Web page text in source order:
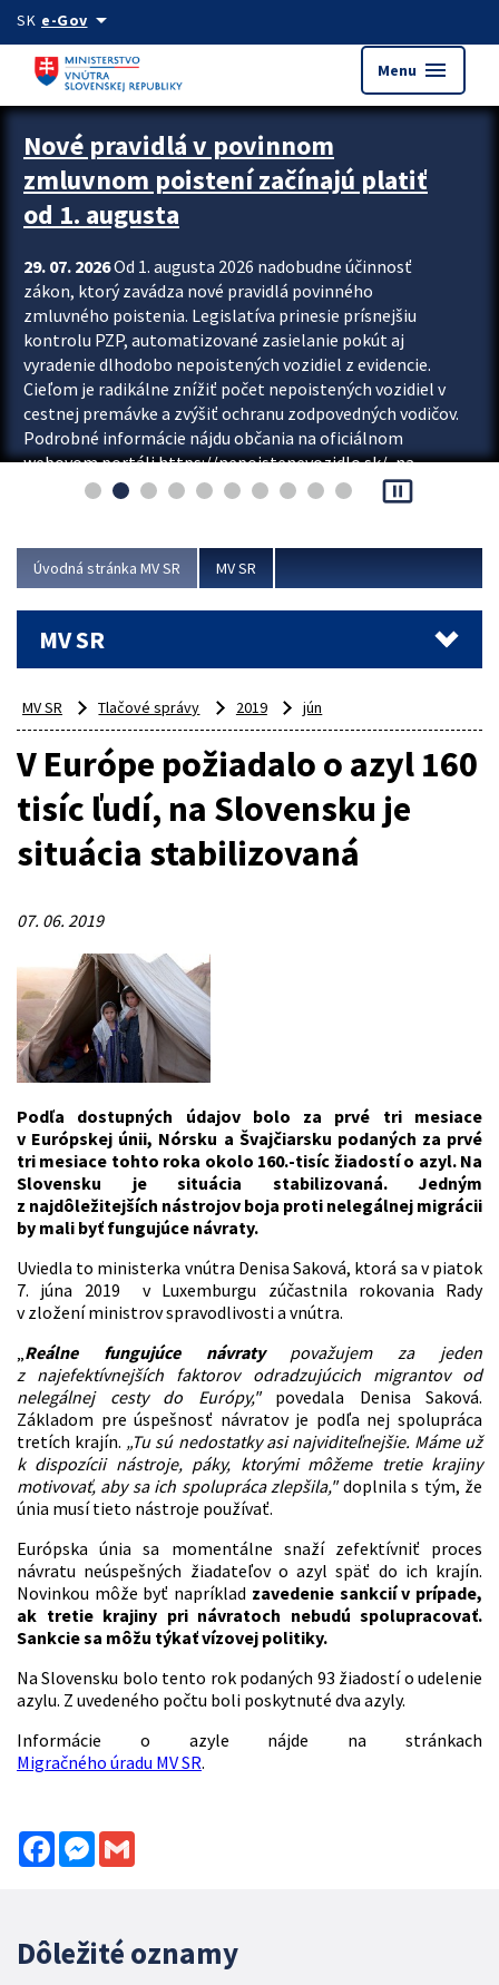
Preskocit na hlavný obsah
SK e-Govarrow_drop_down
Menu menu
Zastavit automatický posun upútavok
Nové pravidlá v povinnom
zmluvnom poistení začínajú platiť
od 1. augusta
29. 07. 2026Od 1. augusta 2026 nadobudne účinnosť
zákon, ktorý zavádza nové pravidlá povinného
zmluvného poistenia. Legislatíva prinesie prísnejšiu
kontrolu PZP, automatizované zasielanie pokút aj
vyradenie dlhodobo nepoistených vozidiel z evidencie.
Cieľom je radikálne znížiť počet nepoistených vozidiel v
cestnej premávke a zvýšiť ochranu zodpovedných vodičov.
Podrobné informácie nájdu občania na oficiálnom
webovom portáli https://nepoistenevozidlo.sk/, na
ktorom od augusta pribudne aj možnosť overiť si...
pause_presentation
Úvodná stránka MV SR MV SR
MV SR
MV SR Tlačové správy 2019 jún
V Európe požiadalo o azyl 160
tisíc ľudí, na Slovensku je
situácia stabilizovaná
07. 06. 2019
Podľa dostupných údajov bolo za prvé tri mesiace
v Európskej únii, Nórsku a Švajčiarsku podaných za prvé
tri mesiace tohto roka okolo 160.-tisíc žiadostí o azyl. Na
Slovensku je situácia stabilizovaná. Jedným
z najdôležitejších nástrojov boja proti nelegálnej migrácii
by mali byť fungujúce návraty.
Uviedla to ministerka vnútra Denisa Saková, ktorá sa v piatok
7. júna 2019 v Luxemburgu zúčastnila rokovania Rady
v zložení ministrov spravodlivosti a vnútra.
Reálne fungujúce návratypovažujem za jeden
z najefektívnejších faktorov odradzujúcich migrantov od
nelegálnej cesty do Európy,"povedala Denisa Saková.
Základom pre úspešnosť návratov je podľa nej spolupráca
tretích krajín. „Tu sú nedostatky asi najviditeľnejšie. Máme už
k dispozícii nástroje, páky, ktorými môžeme tretie krajiny
motivovať, aby sa ich spolupráca zlepšila,"doplnila s tým, že
únia musí tieto nástroje používať.
Európska únia sa momentálne snaží zefektívniť proces
návratu neúspešných žiadateľov o azyl späť do ich krajín.
Novinkou môže byť napríklad zavedenie sankcií v prípade,
ak tretie krajiny pri návratoch nebudú spolupracovať.
Sankcie sa môžu týkať vízovej politiky.
Na Slovensku bolo tento rok podaných 93 žiadostí o udelenie
azylu. Z uvedeného počtu boli poskytnuté dva azyly.
Informácie o azyle nájde na stránkach
Migračného úradu MV SR.
FacebookMessenger
Dôležité oznamy